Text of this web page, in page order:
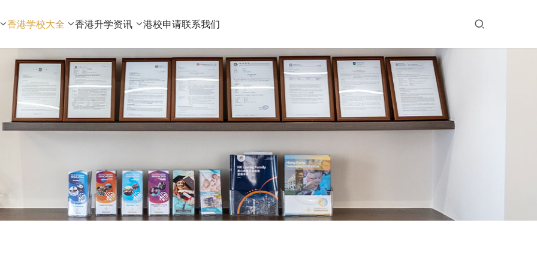
香港学校大全 香港升学资讯 港校申请联系我们